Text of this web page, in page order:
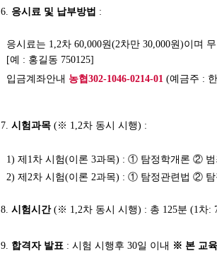
6. 응시료 및 납부방법 :
응시료는 1,2차 60,000원(2차만 30,000원)이며
[예 : 홍길동 750125]
입금계좌안내 농협302-1046-0214-01 (예금주 :
7. 시험과목 (※ 1,2차 동시 시행) :
1) 제1차 시험(이론 3과목) : ① 탐정학개론 ②
2) 제2차 시험(이론 2과목) : ① 탐정관련법 ② 탐
8. 시험시간(※ 1,2차 동시 시행) : 총 125분 (1차:
9. 합격자 발표 : 시험 시행후 30일 이내 ※ 본 교